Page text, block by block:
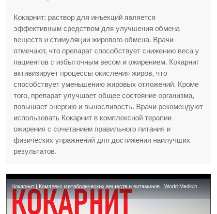
Кокарнит: раствор для инъекций является
эффективным средством для улучшения обмена
веществ и стимуляции жирового обмена. Врачи
отмечают, что препарат способствует снижению веса у
пациентов с избыточным весом и ожирением. Кокарнит
активизирует процессы окисления жиров, что
способствует уменьшению жировых отложений. Кроме
того, препарат улучшает общее состояние организма,
повышает энергию и выносливость. Врачи рекомендуют
использовать Кокарнит в комплексной терапии
ожирения с сочетанием правильного питания и
физических упражнений для достижения наилучших
результатов.